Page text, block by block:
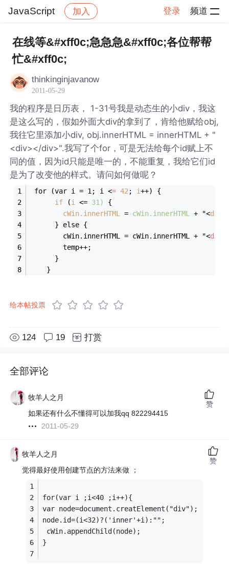
JavaScript 加入 登录 频道
社区 JavaScript 帖子详情
在线等&#xff0c;急急急&#xff0c;各位帮帮
忙&#xff0c;
thinkinginjavanow
2011-05-29
我的程序是日历表， 1-31号我是动态生的小div，我这
是这么写的，假如外面大div的拿到了，肯给他赋给obj,
我往它里添加小div, obj.innerHTML = innerHTML + "
<div></div>".我写了个for，可是无法给每个id赋上不
同的值，因为id只能是唯一的，不能重复，我给它们id
是为了改变他的样式。请问如何做呢？
for (var i = 1; i <= 42 ; i++) {
if (i <= 31)
{
cWin.innerHTML
= cWin.innerHTML + "<div
      } else {
        cWin.innerHTML = cWin.innerHTML + "
<div
        temp++;
      }
    }
给本帖投票
124 19 打赏
全部评论
牧羊人之月
如果还有什么不懂得可以加我qq 822294415
2011-05-29
赞
牧羊人之月
觉得最好使用创建节点的方法来做 ；
for(var i ;i<40 ;i++){
var node=document.creatElement("div");
node.id=(i<32)?('inner'+i):"";
cWin.appendChild(node);
}
赞